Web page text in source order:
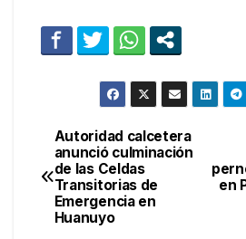
Navegación
de
entradas
en
Autoridad calcetera
anunció culminación
de las Celdas
Transitorias de
Emergencia en
Huanuyo